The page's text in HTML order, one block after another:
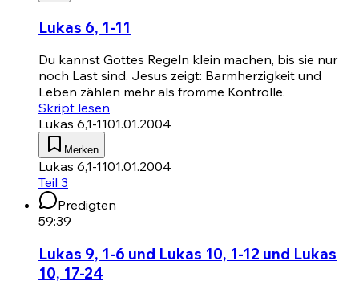
Lukas 6, 1-11
Du kannst Gottes Regeln klein machen, bis sie nur
noch Last sind. Jesus zeigt: Barmherzigkeit und
Leben zählen mehr als fromme Kontrolle.
Skript lesen
Lukas 6,1-1101.01.2004
Merken
Lukas 6,1-1101.01.2004
Teil 3
Predigten
59:39
Lukas 9, 1-6 und Lukas 10, 1-12 und Lukas
10, 17-24